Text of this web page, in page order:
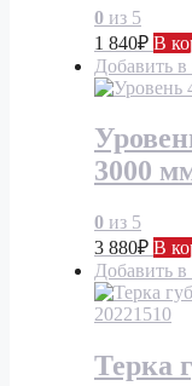
0 из 5
1 840₽ В
Добавить
3000
0 из 5
3 880₽ В
Добавить
Терка